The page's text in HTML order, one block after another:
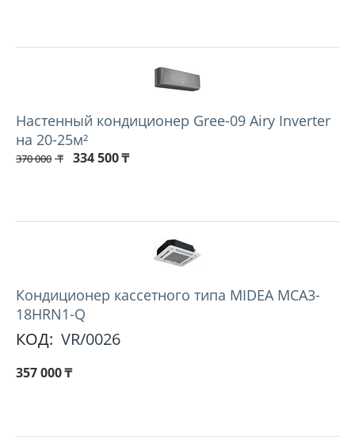
Настенный кондиционер Gree-09 Airy Inverter
на 20-25м²
370 000 ₸ 334 500₸
Кондиционер кассетного типа MIDEA MCA3-
18HRN1-Q
КОД: VR/0026
357 000₸